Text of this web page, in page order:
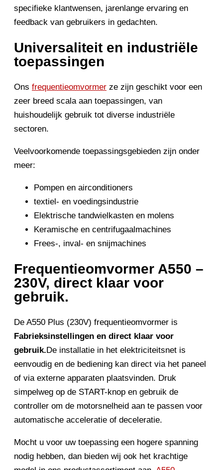
specifieke klantwensen, jarenlange ervaring en
feedback van gebruikers in gedachten.
Universaliteit en industriële
toepassingen
Ons frequentieomvormer ze zijn geschikt voor een
zeer breed scala aan toepassingen, van
huishoudelijk gebruik tot diverse industriële
sectoren.
Veelvoorkomende toepassingsgebieden zijn onder
meer:
Pompen en airconditioners
textiel- en voedingsindustrie
Elektrische tandwielkasten en molens
Keramische en centrifugaalmachines
Frees-, inval- en snijmachines
Frequentieomvormer A550 –
230V, direct klaar voor
gebruik.
De A550 Plus (230V) frequentieomvormer is
Fabrieksinstellingen en direct klaar voor
gebruik.De installatie in het elektriciteitsnet is
eenvoudig en de bediening kan direct via het paneel
of via externe apparaten plaatsvinden. Druk
simpelweg op de START-knop en gebruik de
controller om de motorsnelheid aan te passen voor
automatische acceleratie of deceleratie.
Mocht u voor uw toepassing een hogere spanning
nodig hebben, dan bieden wij ook het krachtige